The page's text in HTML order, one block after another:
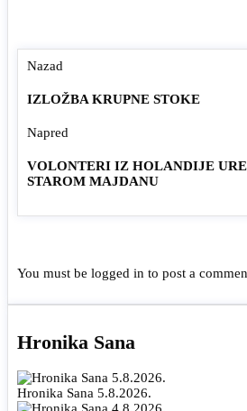
Nazad
IZLOŽBA KRUPNE STOKE
Napred
VOLONTERI IZ HOLANDIJE
STAROM MAJDANU
You must be logged in to post a
Hronika Sana
Hronika Sana 5.8.2026.